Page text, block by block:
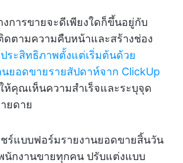
การขายจะดีเพียงใดก็ขึ้นอยู่กับ
ดตามความคืบหน้าและสร้างช่อง
ประสิทธิภาพตั้งแต่เริ่มต้นด้วย
นยอดขายรายสัปดาห์จาก ClickUp
ห้คุณเห็นความสำเร็จและระบุจุด
ยดาย
ชร์แบบฟอร์มรายงานยอดขายสิ้นวัน
นักงานขายทุกคน ปรับแต่งแบบ